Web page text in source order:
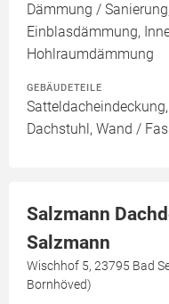
Dämmung /
Einblasdämmung,
Hohlraumdämmung
GEBÄUDETEILE
Dachstuhl, Wand /
Salzmann
Salzmann
Wischhof 5, 23795 Bad
Bornhöved)